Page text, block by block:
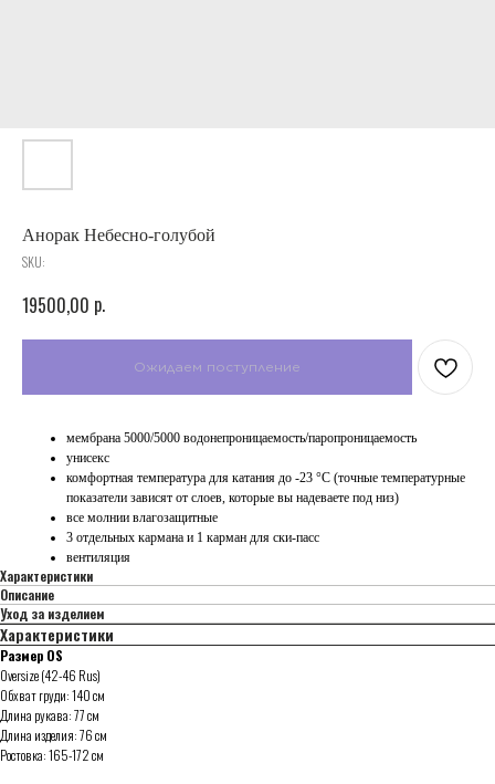
Анорак Небесно-голубой
SKU:
19500,00 p.
мембрана 5000/5000 водонепроницаемость/паропроницаемость
унисекс
комфортная температура для катания до -23 °C (точные температурные
показатели зависят от слоев, которые вы надеваете под низ)
все молнии влагозащитные
3 отдельных кармана и 1 карман для ски-пасс
вентиляция
Характеристики
Описание
Уход за изделием
Характеристики
Размер OS
Oversize (42-46 Rus)
Обхват груди: 140 см
Длина рукава: 77 см
Длина изделия: 76 см
Ростовка: 165-172 см